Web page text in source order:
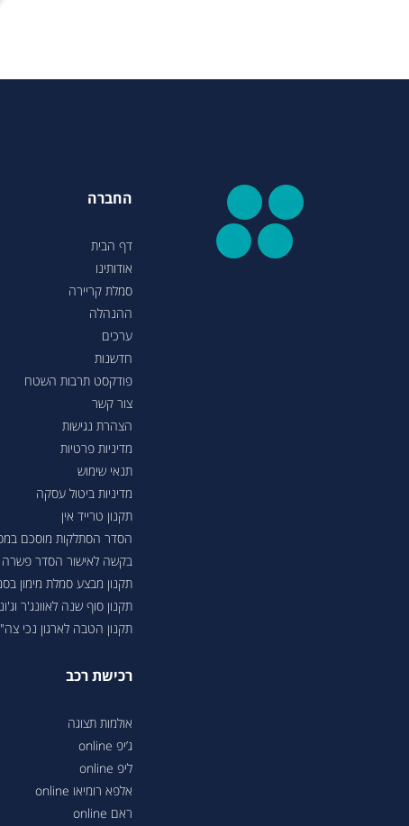
החברה
דף הבית
אודותינו
סמלת קריירה
ההנהלה
ערכים
חדשנות
פודקסט תרבות השטח
צור קשר
הצהרת נגישות
מדיניות פרטיות
תנאי שימוש
מדיניות ביטול עסקה
תקנון טרייד אין
הסדר הסתלקות מוסכם
בקשה לאישור הסדר פשרה בת"צ 38503-08-23 בעניין טווחי נסיעה ברכבי
תקנון מבצע סמלת מימון
תקנון סוף שנה לאוונג'ר
תקנון הטבה לארגון נכי צה"ל
רכישת רכב
אולמות תצוגה
ג’יפ online
ליפ online
אלפא רומיאו online
ראם online